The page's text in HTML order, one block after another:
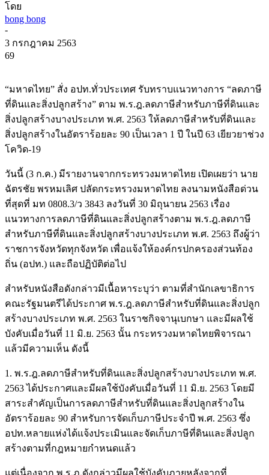
โดย
bong bong
-
3 กรกฎาคม 2563
69
“มหาดไทย” สั่ง อปท.ทั่วประเทศ รับทราบแนวทางการ “ลดภาษี
ที่ดินและสิ่งปลูกสร้าง” ตาม พ.ร.ฎ.ลดภาษีสำหรับภาษีที่ดินและ
สิ่งปลูกสร้างบางประเภท พ.ศ. 2563 ให้ลดภาษีสำหรับที่ดินและ
สิ่งปลูกสร้างในอัตราร้อยละ 90 เป็นเวลา 1 ปี ในปี 63 เยียวยาช่วง
โควิด-19
วันนี้ (3 ก.ค.) มีรายงานจากกระทรวงมหาดไทย เปิดเผยว่า นาย
ฉัตรชัย พรหมเลิศ ปลัดกระทรวงมหาดไทย ลงนามหนังสือด่วน
ที่สุดที่ มท 0808.3/ว 3843 ลงวันที่ 30 มิถุนายน 2563 เรื่อง
แนวทางการลดภาษีที่ดินและสิ่งปลูกสร้างตาม พ.ร.ฎ.ลดภาษี
สำหรับภาษีที่ดินและสิ่งปลูกสร้างบางประเภท พ.ศ. 2563 ถึงผู้ว่า
ราชการจังหวัดทุกจังหวัด เพื่อแจ้งให้องค์กรปกครองส่วนท้อง
ถิ่น (อปท.) และถือปฏิบัติต่อไป
สำหรับหนังสือดังกล่าวมีเนื้อหาระบุว่า ตามที่สำนักเลขาธิการ
คณะรัฐมนตรีได้ประกาศ พ.ร.ฎ.ลดภาษีสำหรับที่ดินและสิ่งปลูก
สร้างบางประเภท พ.ศ. 2563 ในราชกิจจานุเบกษา และมีผลใช้
บังคับเมื่อวันที่ 11 มิ.ย. 2563 นั้น กระทรวงมหาดไทยพิจารณา
แล้วมีความเห็น ดังนี้
1. พ.ร.ฎ.ลดภาษีสำหรับที่ดินและสิ่งปลูกสร้างบางประเภท พ.ศ.
2563 ได้ประกาศและมีผลใช้บังคับเมื่อวันที่ 11 มิ.ย. 2563 โดยมี
สาระสำคัญเป็นการลดภาษีสำหรับที่ดินและสิ่งปลูกสร้างใน
อัตราร้อยละ 90 สำหรับการจัดเก็บภาษีประจำปี พ.ศ. 2563 ซึ่ง
อปท.หลายแห่งได้แจ้งประเมินและจัดเก็บภาษีที่ดินและสิ่งปลูก
สร้างตามที่กฎหมายกำหนดแล้ว
แต่เนื่องจาก พ.ร.ฎ.ดังกล่าวมีผลใช้บังคับภายหลังจากที่